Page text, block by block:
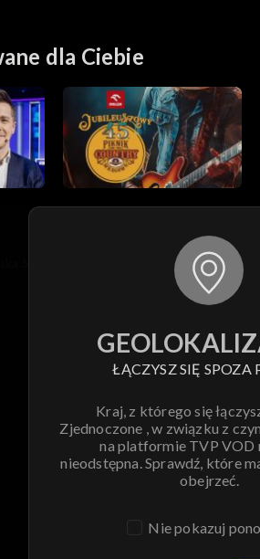
dla Ciebie
ŁĄCZYSZ SIĘ SPOZA
Kraj, z którego się
Zjednoczone , w związku z
na platformie TVP VOD
nieodstępna. Sprawdź, które
obejrzeć.
Nie pokazuj